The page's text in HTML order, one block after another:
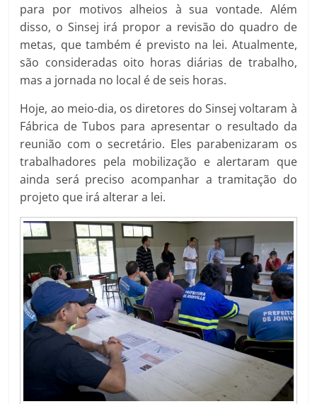
para por motivos alheios à sua vontade. Além
disso, o Sinsej irá propor a revisão do quadro de
metas, que também é previsto na lei. Atualmente,
são consideradas oito horas diárias de trabalho,
mas a jornada no local é de seis horas.
Hoje, ao meio-dia, os diretores do Sinsej voltaram à
Fábrica de Tubos para apresentar o resultado da
reunião com o secretário. Eles parabenizaram os
trabalhadores pela mobilização e alertaram que
ainda será preciso acompanhar a tramitação do
projeto que irá alterar a lei.